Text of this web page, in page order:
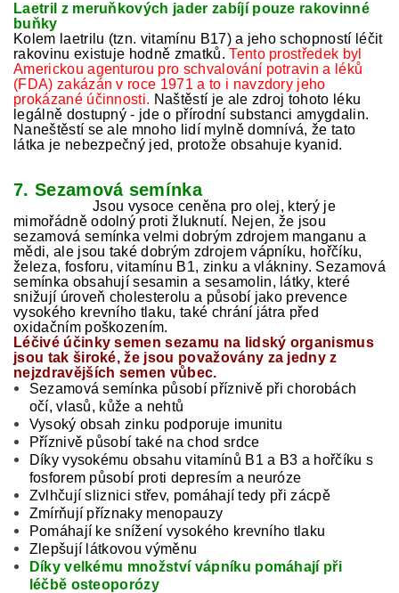
Laetril z meruňkových jader zabíjí pouze rakovinné
buňky
Kolem laetrilu (tzn. vitamínu B17) a jeho schopností léčit
rakovinu existuje hodně zmatků. Tento prostředek byl
Americkou agenturou pro schvalování potravin a léků
(FDA) zakázán v roce 1971 a to i navzdory jeho
prokázané účinnosti. Naštěstí je ale zdroj tohoto léku
legálně dostupný - jde o přírodní substanci amygdalin.
Naneštěstí se ale mnoho lidí mylně domnívá, že tato
látka je nebezpečný jed, protože obsahuje kyanid.
7. Sezamová semínka
Jsou vysoce ceněna pro olej, který je
mimořádně odolný proti žluknutí. Nejen, že jsou
sezamová semínka velmi dobrým zdrojem manganu a
mědi, ale jsou také dobrým zdrojem vápníku, hořčíku,
železa, fosforu, vitamínu B1, zinku a vlákniny. Sezamová
semínka obsahují sesamin a sesamolin, látky, které
snižují úroveň cholesterolu a působí jako prevence
vysokého krevního tlaku, také chrání játra před
oxidačním poškozením.
Léčivé účinky semen sezamu na lidský organismus
jsou tak široké, že jsou považovány za jedny z
nejzdravějších semen vůbec.
Sezamová semínka působí příznivě při chorobách
očí, vlasů, kůže a nehtů
Vysoký obsah zinku podporuje imunitu
Příznivě působí také na chod srdce
Díky vysokému obsahu vitamínů B1 a B3 a hořčíku s
fosforem působí proti depresím a neuróze
Zvlhčují sliznici střev, pomáhají tedy při zácpě
Zmírňují příznaky menopauzy
Pomáhají ke snížení vysokého krevního tlaku
Zlepšují látkovou výměnu
Díky velkému množství vápníku pomáhají při
léčbě osteoporózy